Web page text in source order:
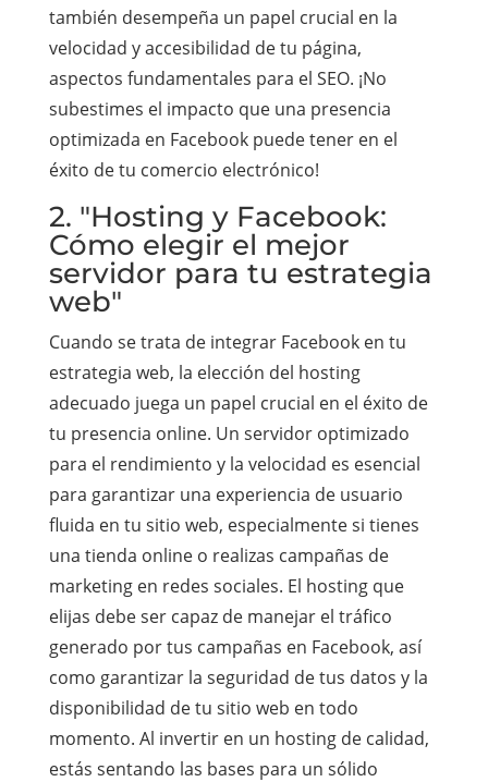
también desempeña un papel crucial en la
velocidad y accesibilidad de tu página,
aspectos fundamentales para el SEO. ¡No
subestimes el impacto que una presencia
optimizada en Facebook puede tener en el
éxito de tu comercio electrónico!
2. "Hosting y Facebook:
Cómo elegir el mejor
servidor para tu estrategia
web"
Cuando se trata de integrar Facebook en tu
estrategia web, la elección del hosting
adecuado juega un papel crucial en el éxito de
tu presencia online. Un servidor optimizado
para el rendimiento y la velocidad es esencial
para garantizar una experiencia de usuario
fluida en tu sitio web, especialmente si tienes
una tienda online o realizas campañas de
marketing en redes sociales. El hosting que
elijas debe ser capaz de manejar el tráfico
generado por tus campañas en Facebook, así
como garantizar la seguridad de tus datos y la
disponibilidad de tu sitio web en todo
momento. Al invertir en un hosting de calidad,
estás sentando las bases para un sólido